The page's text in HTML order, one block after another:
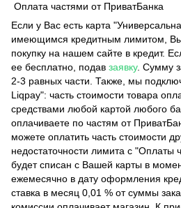
Оплата частями от ПриватБанка
Если у Вас есть карта
имеющимся кредитным лимитом,
покупку на нашем сайте в кредит.
ее бесплатно, подав заявку. Сумму
2-3 равных части. Также, мы
Liqpay": часть стоимости товара
средствами любой картой любого
оплачиваете по частям от
можете оплатить часть стоимости
недостаточности лимита с "Оплаты
будет списан с Вашей карты в
ежемесячно в дату оформления
ставка в месяц 0,01 % от суммы